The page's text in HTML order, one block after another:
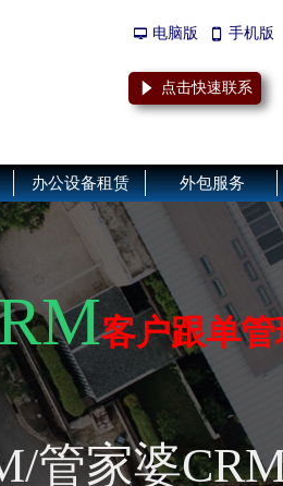
넡 电脑版 넓 手机版
념 点击快速联系
客户跟单
管家婆
业智能互
" 传统工厂 转型 "数
让管理更轻松！
上门演示 按需
办公设备租赁 外包服务